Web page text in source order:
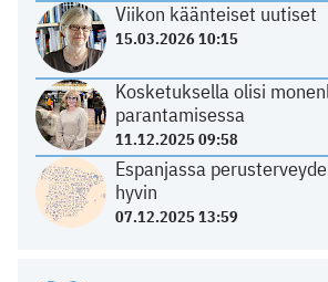
Viikon käänteiset uutiset
15.03.2026 10:15
Kosketuksella olisi
parantamisessa
11.12.2025 09:58
Espanjassa
hyvin
07.12.2025 13:59